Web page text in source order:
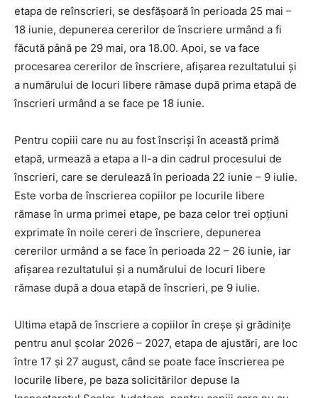
etapa de reînscrieri, se desfășoară în perioada 25 mai –
18 iunie, depunerea cererilor de înscriere urmând a fi
făcută până pe 29 mai, ora 18.00. Apoi, se va face
procesarea cererilor de înscriere, afișarea rezultatului și
a numărului de locuri libere rămase după prima etapă de
înscrieri urmând a se face pe 18 iunie.
Pentru copiii care nu au fost înscriși în această primă
etapă, urmează a etapa a II-a din cadrul procesului de
înscrieri, care se derulează în perioada 22 iunie – 9 iulie.
Este vorba de înscrierea copiilor pe locurile libere
rămase în urma primei etape, pe baza celor trei opțiuni
exprimate în noile cereri de înscriere, depunerea
cererilor urmând a se face în perioada 22 – 26 iunie, iar
afișarea rezultatului și a numărului de locuri libere
rămase după a doua etapă de înscrieri, pe 9 iulie.
Ultima etapă de înscriere a copiilor în creșe și grădinițe
pentru anul școlar 2026 – 2027, etapa de ajustări, are loc
între 17 și 27 august, când se poate face înscrierea pe
locurile libere, pe baza solicitărilor depuse la